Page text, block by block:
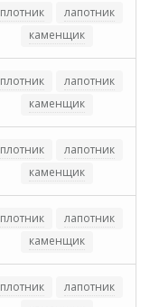
плотник
лапотник
каменщик
плотник
лапотник
каменщик
плотник
лапотник
каменщик
плотник
лапотник
каменщик
плотник
лапотник